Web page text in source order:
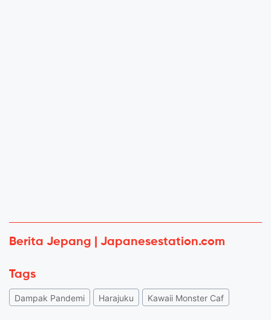
Berita Jepang | Japanesestation.com
Tags
Dampak Pandemi Harajuku Kawaii Monster Caf